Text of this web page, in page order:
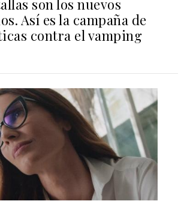
son los nuevos
Así es la campaña de
contra el vamping